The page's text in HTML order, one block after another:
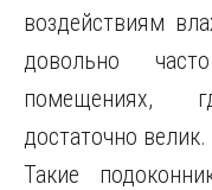
воздействиям
довольно
помещениях,
достаточно
Такие